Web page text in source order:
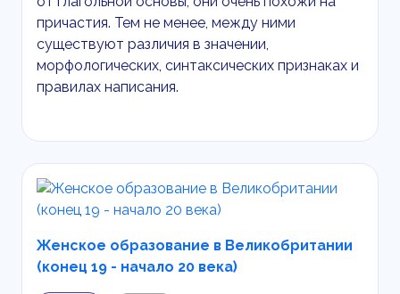
причастия. Тем не менее, между ними
существуют различия в значении,
морфологических, синтаксических признаках и
правилах написания.
Женское образование в Великобритании
(конец 19 - начало 20 века)